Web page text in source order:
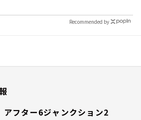
Recommended by
アフター6ジャンクション2